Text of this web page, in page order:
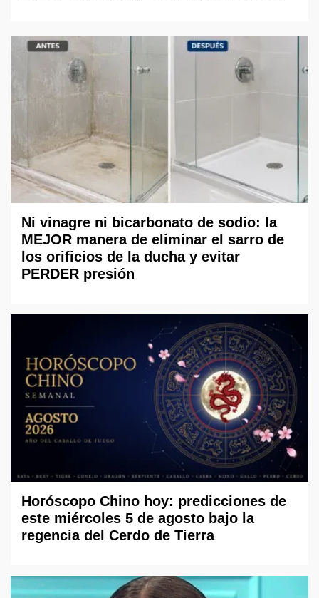
Ni vinagre ni bicarbonato de sodio: la
MEJOR manera de eliminar el sarro de
los orificios de la ducha y evitar
PERDER presión
Horóscopo Chino hoy: predicciones de
este miércoles 5 de agosto bajo la
regencia del Cerdo de Tierra